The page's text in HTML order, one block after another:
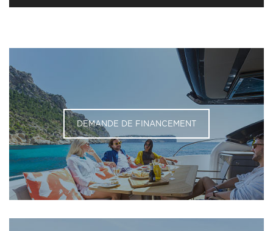
DEMANDE DE FINANCEMENT